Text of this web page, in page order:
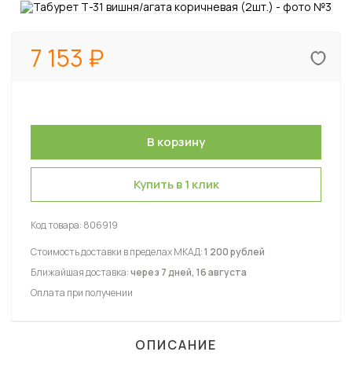
7 153
Купить в 1 клик
Код товара: 806919
Стоимость доставки в пределах МКАД:1 200 рублей
Ближайшая доставка:через 7 дней, 16 августа
Оплата при получении
ОПИСАНИЕ